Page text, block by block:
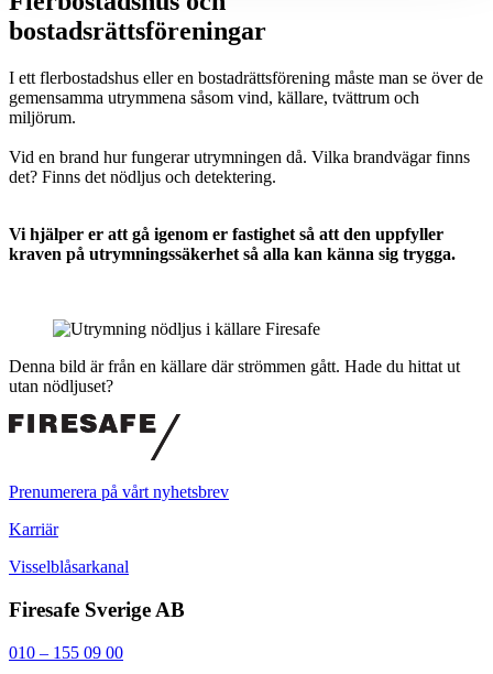
bostadsrättsföreningar
I ett flerbostadshus eller en bostadrättsförening måste man se över de
gemensamma utrymmena såsom vind, källare, tvättrum och
miljörum.
Vid en brand hur fungerar utrymningen då. Vilka brandvägar finns
det? Finns det nödljus och detektering.
Vi hjälper er att gå igenom er fastighet så att den uppfyller
kraven på utrymningssäkerhet så alla kan känna sig trygga.
Denna bild är från en källare där strömmen gått. Hade du hittat ut
utan nödljuset?
Prenumerera på vårt nyhetsbrev
Karriär
Visselblåsarkanal
Firesafe Sverige AB
010 – 155 09 00